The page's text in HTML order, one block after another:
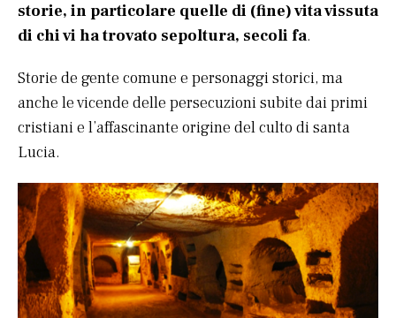
storie, in particolare quelle di (fine) vita vissuta
di chi vi ha trovato sepoltura, secoli fa.
Storie de gente comune e personaggi storici, ma
anche le vicende delle persecuzioni subite dai primi
cristiani e l’affascinante origine del culto di santa
Lucia.